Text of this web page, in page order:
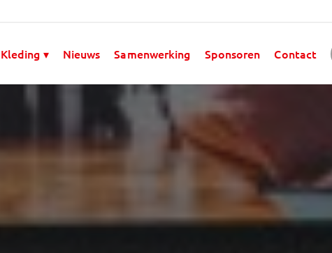
Kleding ▾ Nieuws Samenwerking Sponsoren Contact